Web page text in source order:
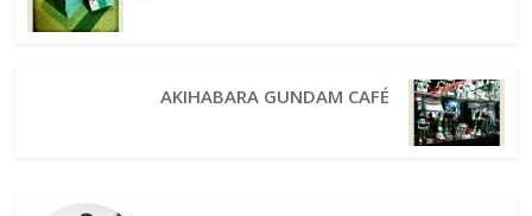
AKIHABARA GUNDAM CAFÉ